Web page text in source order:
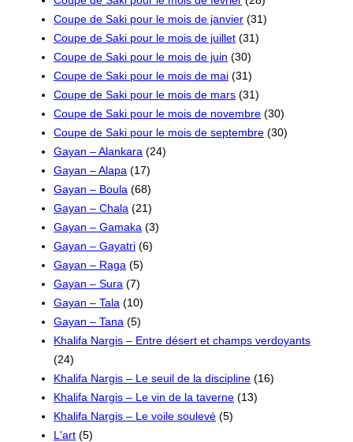
Coupe de Saki pour le mois de janvier (31)
Coupe de Saki pour le mois de juillet (31)
Coupe de Saki pour le mois de juin (30)
Coupe de Saki pour le mois de mai (31)
Coupe de Saki pour le mois de mars (31)
Coupe de Saki pour le mois de novembre (30)
Coupe de Saki pour le mois de septembre (30)
Gayan – Alankara (24)
Gayan – Alapa (17)
Gayan – Boula (68)
Gayan – Chala (21)
Gayan – Gamaka (3)
Gayan – Gayatri (6)
Gayan – Raga (5)
Gayan – Sura (7)
Gayan – Tala (10)
Gayan – Tana (5)
Khalifa Nargis – Entre désert et champs verdoyants
(24)
Khalifa Nargis – Le seuil de la discipline (16)
Khalifa Nargis – Le vin de la taverne (13)
Khalifa Nargis – Le voile soulevé (5)
L'art (5)